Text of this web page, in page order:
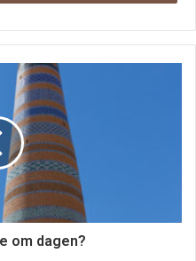
som kan ses på de
Kontinentet er også
som fransk løgsuppe,
om dagen?